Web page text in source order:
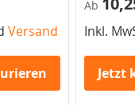
Versand
Ab
Inkl.
Jetzt